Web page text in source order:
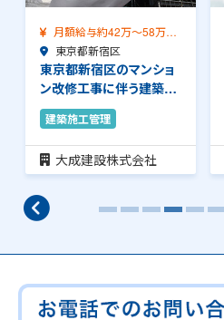
月額給与約42万～58万
（前職給与保証）…
東京都新宿区
東京都新宿区のマンショ
ン改修工事に伴う建築施
工管理のお仕事で…
建築施工管理
大成建設株式会社